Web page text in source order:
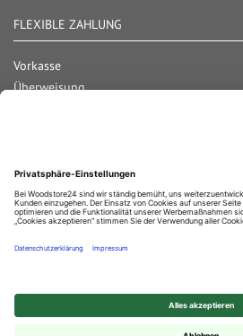
FLEXIBLE ZAHLUNG
Vorkasse
Überweisung
Kreditkarte
Paypal
Bar bei Abholung
Woodstore